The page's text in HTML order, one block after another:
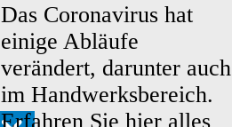
Das Coronavirus hat
einige Abläufe
verändert, darunter auch
im Handwerksbereich.
Erfahren Sie hier alles